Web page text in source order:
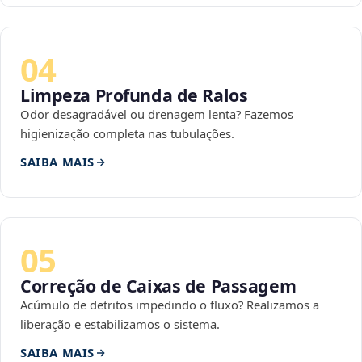
04
Limpeza Profunda de Ralos
Odor desagradável ou drenagem lenta? Fazemos
higienização completa nas tubulações.
SAIBA MAIS
05
Correção de Caixas de Passagem
Acúmulo de detritos impedindo o fluxo? Realizamos a
liberação e estabilizamos o sistema.
SAIBA MAIS